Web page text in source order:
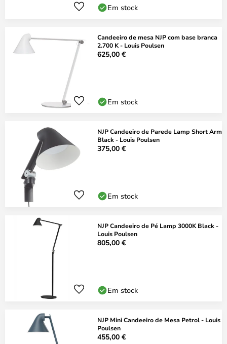
Em stock
Candeeiro de mesa NJP com base branca
2.700 K - Louis Poulsen
625,00 €
Em stock
NJP Candeeiro de Parede Lamp Short Arm
Black - Louis Poulsen
375,00 €
Em stock
NJP Candeeiro de Pé Lamp 3000K Black -
Louis Poulsen
805,00 €
Em stock
NJP Mini Candeeiro de Mesa Petrol - Louis
Poulsen
455,00 €